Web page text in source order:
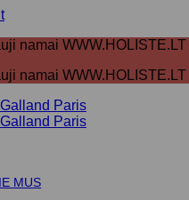
namai WWW.HOLISTE.LT
namai WWW.HOLISTE.LT
MUS